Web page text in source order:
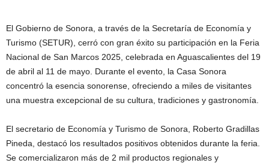
El Gobierno de Sonora, a través de la Secretaría de Economía y
Turismo (SETUR), cerró con gran éxito su participación en la Feria
Nacional de San Marcos 2025, celebrada en Aguascalientes del 19
de abril al 11 de mayo. Durante el evento, la Casa Sonora
concentró la esencia sonorense, ofreciendo a miles de visitantes
una muestra excepcional de su cultura, tradiciones y gastronomía.
El secretario de Economía y Turismo de Sonora, Roberto Gradillas
Pineda, destacó los resultados positivos obtenidos durante la feria.
Se comercializaron más de 2 mil productos regionales y